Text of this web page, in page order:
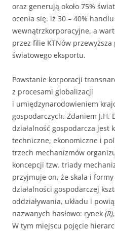
oraz generują około 75%
ocenia się. iż 30 – 40%
wewnątrzkorporacyjne, a
przez filie KTNów
światowego eksportu.
Powstanie korporacji
z procesami globalizacji
i umiędzynarodowieniem
gospodarczych. Zdaniem J.H.
działalność gospodarcza jest
techniczne, ekonomiczne i
trzech mechanizmów
koncepcji tzw. triady
przyjmuje on, że skala i
działalności gospodarczej
oddziaływania, układu i
nazwanych hasłowo: rynek (R),
W tym miejscu pojęcie